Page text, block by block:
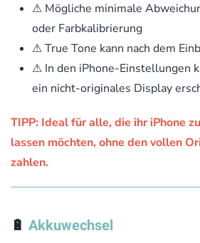
⚠ Mögliche minimale
oder Farbkalibrierung
⚠ True Tone kann nach dem
⚠ In den iPhone-Einstellungen
ein nicht-originales Display
TIPP: Ideal für alle, die ihr iPhone
lassen möchten, ohne den vollen
zahlen.
🔋 Akkuwechsel